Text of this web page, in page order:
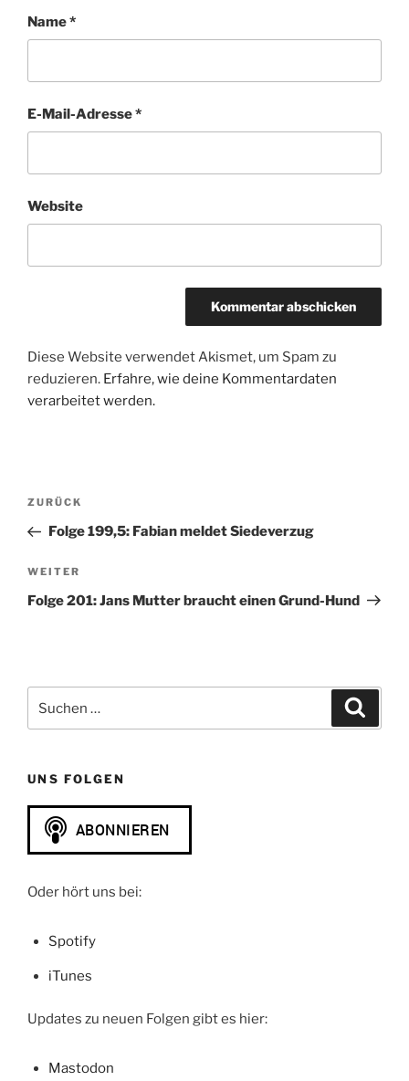
Name*
E-Mail-Adresse*
Website
Diese Website verwendet Akismet, um Spam zu
reduzieren. Erfahre, wie deine Kommentardaten
verarbeitet werden.
Beitragsnavigation
Vorheriger
Beitrag
ZURÜCK
Folge 199,5: Fabian meldet Siedeverzug
Nächster
Beitrag
WEITER
Folge 201: Jans Mutter braucht einen Grund-Hund
nach:
UNS FOLGEN
Oder hört uns bei:
Spotify
iTunes
Updates zu neuen Folgen gibt es hier:
Mastodon